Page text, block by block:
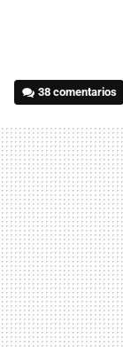
38 comentarios